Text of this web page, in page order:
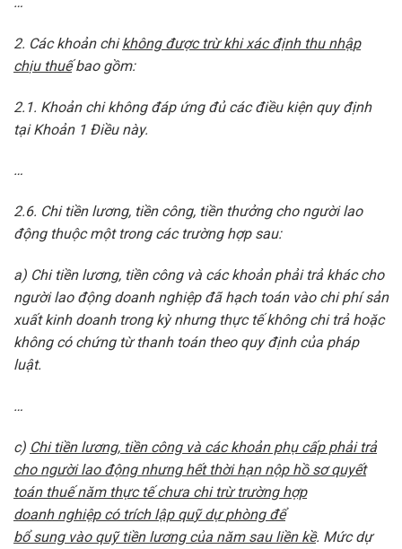
2. Các khoản chi không được trừkhixác định thu nhập
chịu thuếbao gồm:
2.1. Khoản chikhông đáp ứng đủ các điều kiện quy định
tại Khoản 1 Điều này.
…
2.6. Chitiền lương, tiền công, tiền thưởng cho người lao
động thuộc một trong các trường hợp sau:
a) Chitiền lương, tiền công và các khoản phải trả khác cho
người lao động doanh nghiệp đã hạch toán vào chi phí sản
xuất kinh doanh trong kỳ nhưng thực tế không chitrả hoặc
không cóchứng từ thanh toán theo quy định của pháp
luật.
…
c) Chitiền lương, tiền công và các khoản phụcấp phải trả
cho người lao động nhưnghết thời hạn nộp hồ sơ quyết
toán thuế năm thực tế chưa chi trừ trường hợp
doanh nghiệpcó trích lập quỹdự phòngđể
bổ sungvào quỹtiền lương của năm sau liềnkề. Mức dự